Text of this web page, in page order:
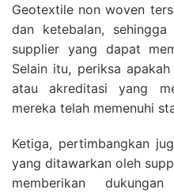
Geotextile non woven
dan ketebalan,
supplier yang dapat
Selain itu, periksa
atau akreditasi yang
mereka telah memenuhi
Ketiga, pertimbangkan
yang ditawarkan oleh
memberikan